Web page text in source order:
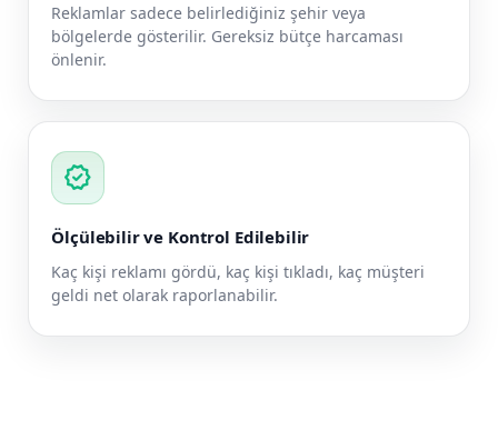
Reklamlar sadece belirlediğiniz şehir veya
bölgelerde gösterilir. Gereksiz bütçe harcaması
önlenir.
verified
Ölçülebilir ve Kontrol Edilebilir
Kaç kişi reklamı gördü, kaç kişi tıkladı, kaç müşteri
geldi net olarak raporlanabilir.